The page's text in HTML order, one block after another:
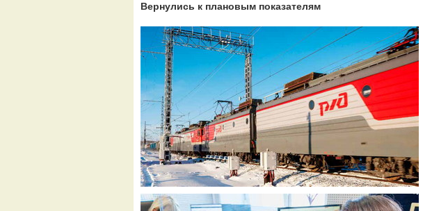
Вернулись к плановым показателям